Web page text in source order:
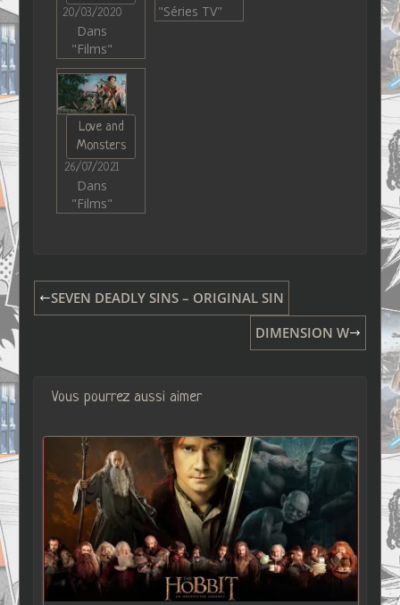
20/03/2020
Dans
"Films"
"Séries TV"
Love and
Monsters
26/07/2021
Dans
"Films"
SEVEN DEADLY SINS – ORIGINAL SIN
DIMENSION W
Vous pourrez aussi aimer